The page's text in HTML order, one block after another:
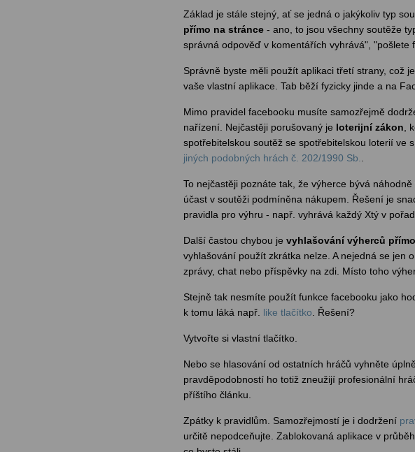
Základ je stále stejný, ať se jedná o jakýkoliv typ
přímo na stránce - ano, to jsou všechny soutěže
správná odpověď v komentářích vyhrává", "pošlete
Správně byste měli použít aplikaci třetí strany, což
vaše vlastní aplikace. Tab běží fyzicky jinde a na
Mimo pravidel facebooku musíte samozřejmě
nařízení. Nejčastěji porušovaný je loterijní zákon,
spotřebitelskou soutěž se spotřebitelskou loterií ve
jiných podobných hrách č. 202/1990 Sb..
To nejčastěji poznáte tak, že výherce bývá
účast v soutěži podmíněna nákupem. Řešení je
pravidla pro výhru - např. vyhrává každý Xtý v
Další častou chybou je vyhlašování výherců
vyhlašování použít zkrátka nelze. A nejedná se jen
zprávy, chat nebo příspěvky na zdi. Místo toho
Stejně tak nesmíte použít funkce facebooku jako
k tomu láká např. like tlačítko. Řešení?
Vytvořte si vlastní tlačítko.
Nebo se hlasování od ostatních hráčů vyhněte
pravděpodobností ho totiž zneužijí profesionální
příštího článku.
Zpátky k pravidlům. Samozřejmostí je i dodržení
určitě nepodceňujte. Zablokovaná aplikace v